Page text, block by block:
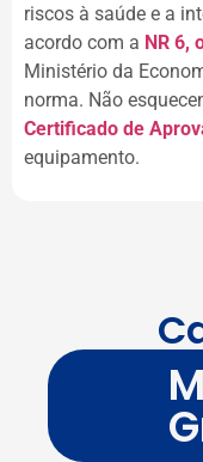
riscos à saúde e a
acordo com a NR 6,
Ministério da
norma. Não
Certificado de
equipamento.